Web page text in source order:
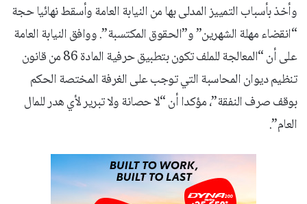
وأخذ بأسباب التمييز المدلى بها من النيابة العامة وأسقط نهائيا حجة
“انقضاء مهلة الشهرين” و”الحقوق المكتسبة”. ووافق النيابة العامة
على أن “المعالجة للملف تكون بتطبيق حرفية المادة 86 من قانون
تنظيم ديوان المحاسبة التي توجب على الغرفة المختصة الحكم
بوقف صرف النفقة”، مؤكدا أن “لا حصانة ولا تبرير لأي هدر للمال
العام”.